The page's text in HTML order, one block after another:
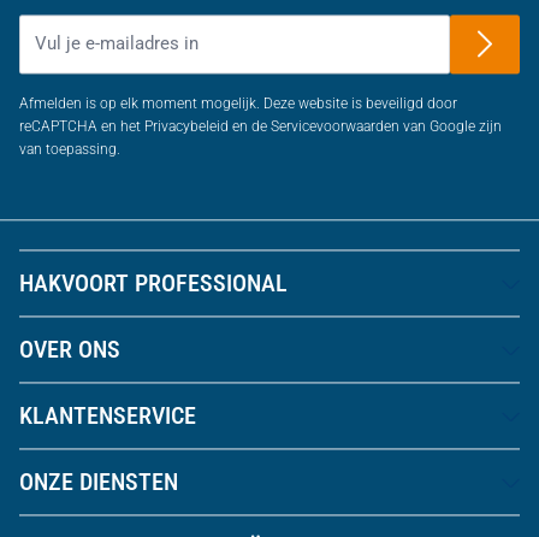
Afmelden is op elk moment mogelijk. Deze website is beveiligd door
reCAPTCHA en het Privacybeleid en de Servicevoorwaarden van Google zijn
van toepassing.
HAKVOORT PROFESSIONAL
OVER ONS
KLANTENSERVICE
ONZE DIENSTEN